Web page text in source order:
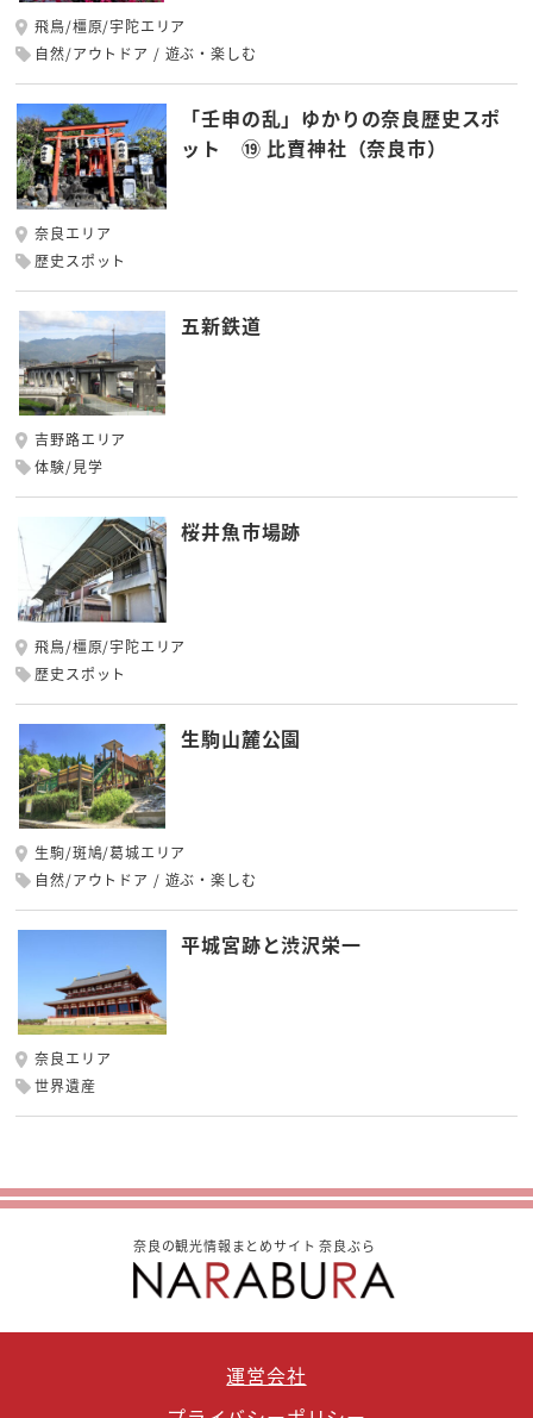
飛鳥/橿原/宇陀エリア
自然/アウトドア
遊ぶ・楽しむ
「壬申の乱」ゆかりの奈良歴史スポ
ット ⑲ 比賣神社（奈良市）
奈良エリア
歴史スポット
五新鉄道
吉野路エリア
体験/見学
桜井魚市場跡
飛鳥/橿原/宇陀エリア
歴史スポット
生駒山麓公園
生駒/斑鳩/葛城エリア
自然/アウトドア
遊ぶ・楽しむ
平城宮跡と渋沢栄一
奈良エリア
世界遺産
奈良の観光情報まとめサイト 奈良ぶら
運営会社